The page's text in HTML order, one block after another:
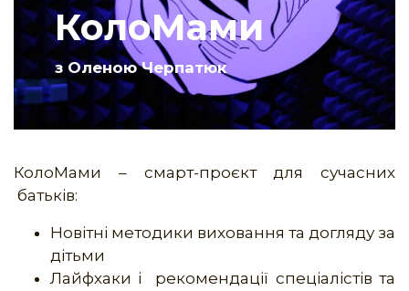
КолоМами
з Оленою Черпатюк
КолоМами – смарт-проєкт для сучасних
батьків:
Новітні методики виховання та догляду за
дітьми
Лайфхаки і рекомендації спеціалістів та